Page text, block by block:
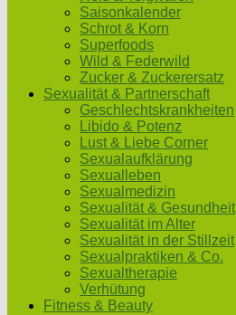
Saisonkalender
Schrot & Korn
Superfoods
Wild & Federwild
Zucker & Zuckerersatz
Sexualität & Partnerschaft
Geschlechtskrankheiten
Libido & Potenz
Lust & Liebe Corner
Sexualaufklärung
Sexualleben
Sexualmedizin
Sexualität & Gesundheit
Sexualität im Alter
Sexualität in der Stillzeit
Sexualpraktiken & Co.
Sexualtherapie
Verhütung
Fitness & Beauty